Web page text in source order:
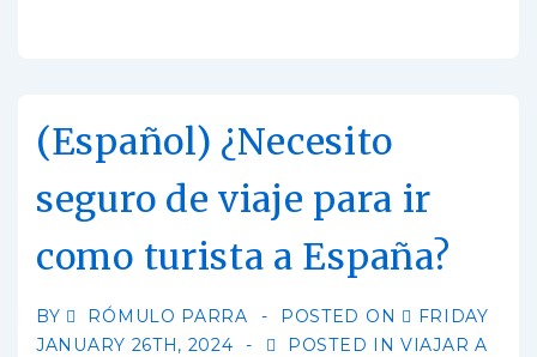
(Español) ¿Necesito
seguro de viaje para ir
como turista a España?
BY RÓMULO PARRA POSTED ON
FRIDAY
JANUARY 26TH, 2024
POSTED INVIAJAR A